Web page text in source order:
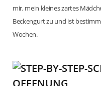
mir, mein kleines zartes
Beckengurt zu und ist
Wochen.